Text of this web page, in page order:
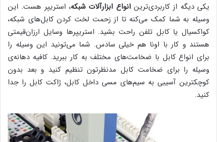
یکی دیگه از کاربردی‌ترینانواع ابزارآلات شبکه، استریپر هست. این
وسیله به شما کمک می‌کنه تا از زحمت لخت کردن کابل‌های شبکه،
کواکسیال یا کابل تلفن راحت بشید. استریپرها وسایل ارزان‌قیمتی
هستند و کار با اونا هم خیلی سادس. شما می‌تونید این وسیله را
برای انواع کابل با ضخامت‌های مختلف به کار ببرید. کافیه دهانه‌ی
وسیله را برای ضخامت کابل مدنظرتون تنظیم کنید و بعد بدون
کوچکترین آسیبی به سیم‌های مسی داخل کابل، ژاکت کابل را جدا
کنید.